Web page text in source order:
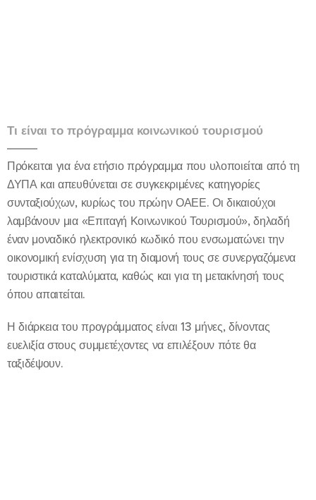
Τι είναι το πρόγραμμα κοινωνικού τουρισμού
Πρόκειται για ένα ετήσιο πρόγραμμα που υλοποιείται από τη
ΔΥΠΑ και απευθύνεται σε συγκεκριμένες κατηγορίες
συνταξιούχων, κυρίως του πρώην ΟΑΕΕ. Οι δικαιούχοι
λαμβάνουν μια «Επιταγή Κοινωνικού Τουρισμού», δηλαδή
έναν μοναδικό ηλεκτρονικό κωδικό που ενσωματώνει την
οικονομική ενίσχυση για τη διαμονή τους σε συνεργαζόμενα
τουριστικά καταλύματα, καθώς και για τη μετακίνησή τους
όπου απαιτείται.
Η διάρκεια του προγράμματος είναι 13 μήνες, δίνοντας
ευελιξία στους συμμετέχοντες να επιλέξουν πότε θα
ταξιδέψουν.